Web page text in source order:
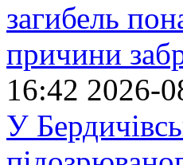
загибель
причини
16:42 2026-
У